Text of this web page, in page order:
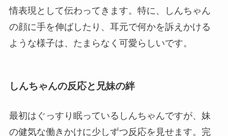
情表現として伝わってきます。特に、しんちゃん
の顔に手を伸ばしたり、耳元で何かを訴えかける
ような様子は、たまらなく可愛らしいです。
しんちゃんの反応と兄妹の絆
最初はぐっすり眠っているしんちゃんですが、妹
の健気な働きかけに少しずつ反応を見せます。完